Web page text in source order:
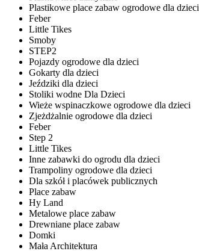
Plastikowe place zabaw ogrodowe dla dzieci
Feber
Little Tikes
Smoby
STEP2
Pojazdy ogrodowe dla dzieci
Gokarty dla dzieci
Jeździki dla dzieci
Stoliki wodne Dla Dzieci
Wieże wspinaczkowe ogrodowe dla dzieci
Zjeżdżalnie ogrodowe dla dzieci
Feber
Step 2
Little Tikes
Inne zabawki do ogrodu dla dzieci
Trampoliny ogrodowe dla dzieci
Dla szkół i placówek publicznych
Place zabaw
Hy Land
Metalowe place zabaw
Drewniane place zabaw
Domki
Mała Architektura